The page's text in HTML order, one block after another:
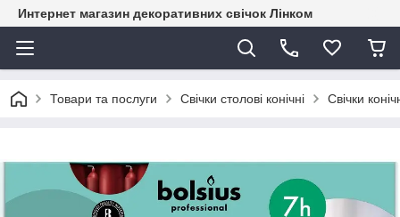
Интернет магазин декоративних свічок Лінком
Товари та послуги Свічки столові конічні Свічки